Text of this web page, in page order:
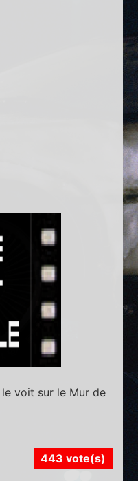
voit sur le Mur de
443 vote(s)